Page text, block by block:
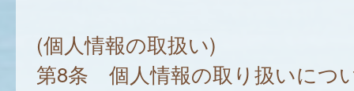
(個人情報の取扱い)
第8条 個人情報の取り扱いにつ